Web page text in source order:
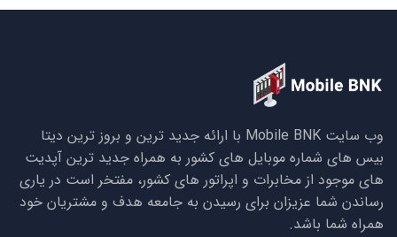
وب سایت Mobile BNK با ارائه جدید ترین و بروز ترین دیتا
بیس های شماره موبایل های کشور به همراه جدید ترین آپدیت
های موجود از مخابرات و اپراتور های کشور، مفتخر است در یاری
رساندن شما عزیزان برای رسیدن به جامعه هدف و مشتریان خود
همراه شما باشد.